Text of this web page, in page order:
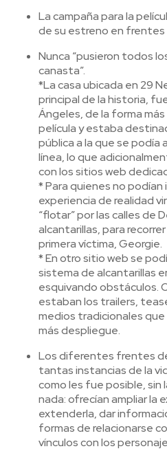
La campaña para la
de su estreno en frentes
Nunca “pusieron todos
canasta”.
*La casa ubicada en 29
principal de la historia,
Ángeles, de la forma
película y estaba
pública a la que se podía
línea, lo que
con los sitios web
* Para quienes no podían
experiencia de realidad
“flotar” por las calles de
alcantarillas, para
primera víctima, Georgie.
* En otro sitio web se
sistema de alcantarillas
esquivando obstáculos.
estaban los trailers,
medios tradicionales
más despliegue.
Los diferentes frentes
tantas instancias de la
como les fue posible,
nada: ofrecían ampliar la
extenderla, dar
formas de relacionarse
vínculos con los